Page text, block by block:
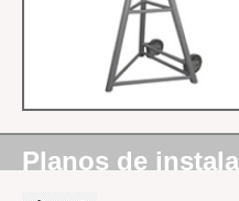
Planos de